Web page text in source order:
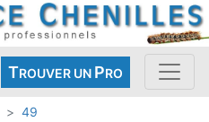
TROUVER UN PRO
49